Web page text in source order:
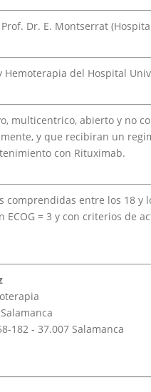
Prof. Dr. E. Montserrat
Hemoterapia del Hospital
multicentrico, abierto y no
y que recibiran un
con Rituximab.
comprendidas entre los 18 y
ECOG = 3 y con criterios de
182 - 37.007 Salamanca